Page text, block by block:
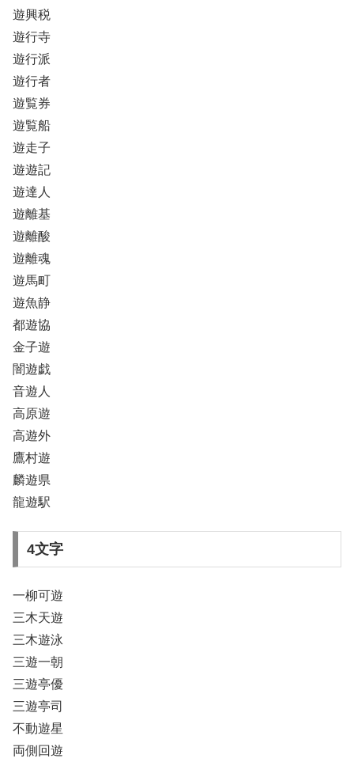
遊興税
遊行寺
遊行派
遊行者
遊覧券
遊覧船
遊走子
遊遊記
遊達人
遊離基
遊離酸
遊離魂
遊馬町
遊魚静
都遊協
金子遊
闇遊戯
音遊人
高原遊
高遊外
鷹村遊
麟遊県
龍遊駅
4文字
一柳可遊
三木天遊
三木遊泳
三遊一朝
三遊亭優
三遊亭司
不動遊星
両側回遊